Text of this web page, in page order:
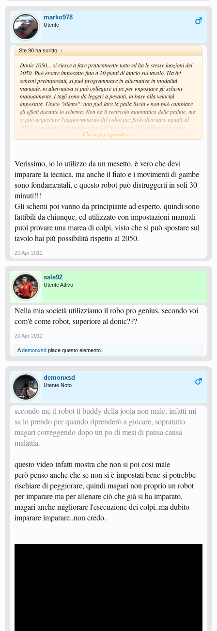
marko978
Utente
Ste.90 ha scritto: ↑
Donic 1050... si riesce a fare praticamente tutto ed ha le stesse funzioni del
2050. Può essere impostato fino a 20 punti di lancio sul tavolo. Ha 64
schemi preimpostati, si può programmare in alternativa in modalità
manuale, in alternativa si può collegare al pc per impostare gli schemi
manualmente. I tagli sono da leggeri a pesanti, in base alla velocità
impostata. Unico "difetto": non può fare la palla liscia e non può cambiare
gli effetti durante lo schema. Non ha il recircolo automatico delle palline, ma
si può acquistare l'aggiornamento del robot per farlo diventare uguale al
2050; comunque il cesto del robot contiene fino a 250 palline ed è quasi
dura a farle tutte a velocità sostenuta ovviamente!
Clicca per espandere...
Verissimo, io lo utilizzo da un mesetto, è vero che devi
imparare la tecnica, ma anche il fiato e i movimenti di gambe
sono fondamentali, e questo robot può distruggerti in soli 30
minuti!!!
Gli schemi poi vanno da principiante ad esperto, quindi sono
fattibili da chiunque, ed utilizzato con impostazioni manuali
puoi provare una marea di colpi, visto che si può spostare sul
tavolo hai più possibilità rispetto al 2050.
20 Apr 2012
sale92
Utente Attivo
Nella mia società utilizziamo il robo pro genius, secondo voi
com'è come robot, superiore al donic???
20 Apr 2012
Ademonxsd piace questo elemento.
demonxsd
Utente Noto
secondo me il robot tt buddy della joola non male, infatti mi
sa lo prendo per quando riprenderò a giocare, sopratutto
magari correggendo dopo un po di mesi di pausa causa
malattia.
questo video infatti mostra che non si poi cosi male
però penso anche che se non si è impostati bene si potrebbe
rischiare di peggiorare, quindi magari non proprio un robot
per imparare ma per allenare ciò che già si ha imparato,
magari anche migliorare l'esecuzione dei colpi..ma dubito
imparare imparare..non credo.